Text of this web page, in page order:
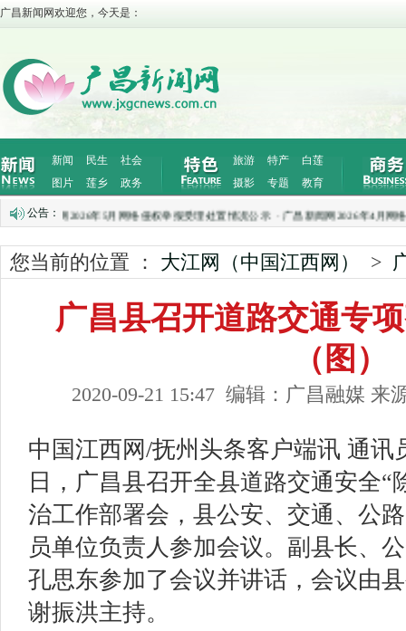
广昌新闻网欢迎您，今天是：
新闻 民生
社会
图片
莲乡 政务
旅游 特产
白莲
摄影
专题 教育
公告：
昌新闻网2026年5月网络侵权举报受理处置情况公示·广昌新闻网2026年4月网络侵
您当前的位置 ： 大江网（中国江西网） >
广昌县召开道路交通专
（图）
2020-09-21 15:47 编辑：广昌融媒 来
中国江西网/抚州头条客户端讯 通讯
日，广昌县召开全县道路交通安全“
治工作部署会，县公安、交通、公
员单位负责人参加会议。副县长、
孔思东参加了会议并讲话，会议由
谢振洪主持。